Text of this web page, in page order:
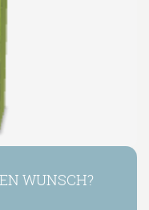
WUNSCH?